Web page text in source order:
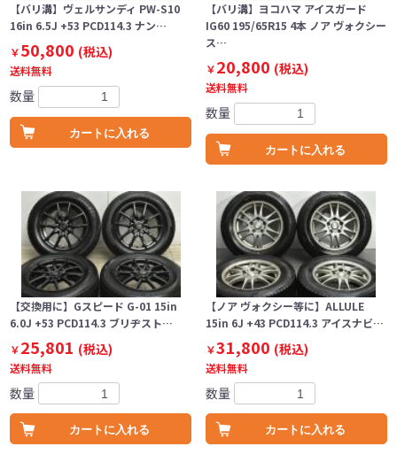
【バリ溝】ヴェルサンディ PW-S10
16in 6.5J +53 PCD114.3 ナン…
￥50,800 (税込)
送料無料
数量
カートに入れる
【バリ溝】ヨコハマ アイスガード
IG60 195/65R15 4本 ノア ヴォクシー
ス…
￥20,800 (税込)
送料無料
数量
カートに入れる
【交換用に】Gスピード G-01 15in
6.0J +53 PCD114.3 ブリヂスト…
￥25,801 (税込)
送料無料
数量
カートに入れる
【ノア ヴォクシー等に】ALLULE
15in 6J +43 PCD114.3 アイスナビ…
￥31,800 (税込)
送料無料
数量
カートに入れる